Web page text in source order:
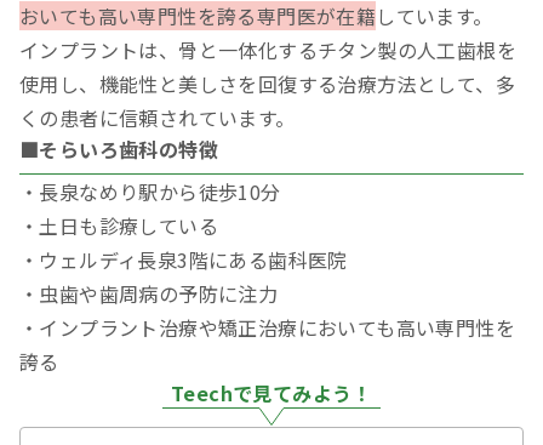
おいても高い専門性を誇る専門医が在籍 しています。
インプラントは、骨と一体化するチタン製の人工歯根を
使用し、機能性と美しさを回復する治療方法として、多
くの患者に信頼されています。
■そらいろ歯科の特徴
・長泉なめり駅から徒歩10分
・土日も診療している
・ウェルディ長泉3階にある歯科医院
・虫歯や歯周病の予防に注力
・インプラント治療や矯正治療においても高い専門性を
誇る
Teechで見てみよう！